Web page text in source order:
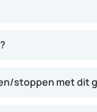
stoppen met dit